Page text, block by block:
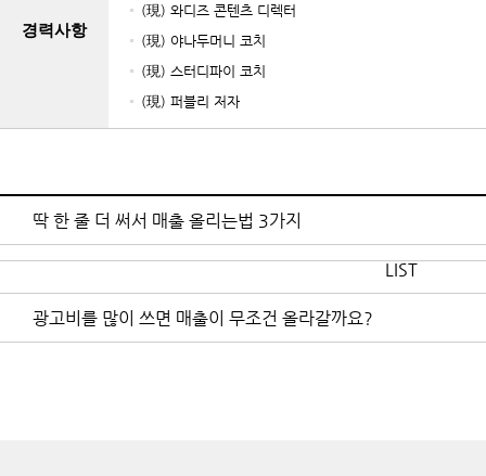
경력사항
(現) 와디즈 콘텐츠 디렉터
(現) 야나두머니 코치
(現) 스터디파이 코치
(現) 퍼블리 저자
딱 한 줄 더 써서 매출 올리는법 3가지
LIST
광고비를 많이 쓰면 매출이 무조건 올라갈까요?